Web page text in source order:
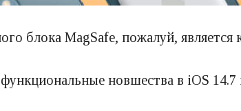
блока MagSafe, пожалуй,
новшества в iOS